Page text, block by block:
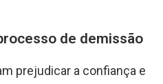
de demissão
prejudicar a confiança e